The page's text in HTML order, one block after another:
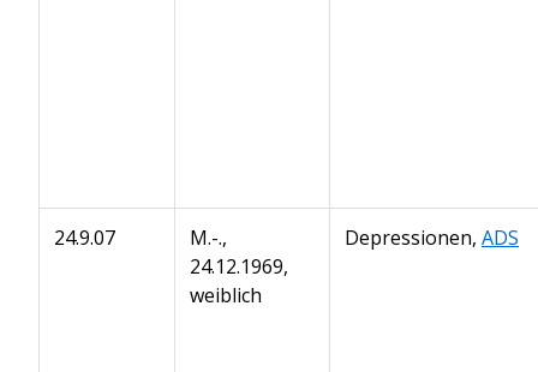
24.9.07
M.-.,
24.12.1969,
weiblich
Depressionen, ADS